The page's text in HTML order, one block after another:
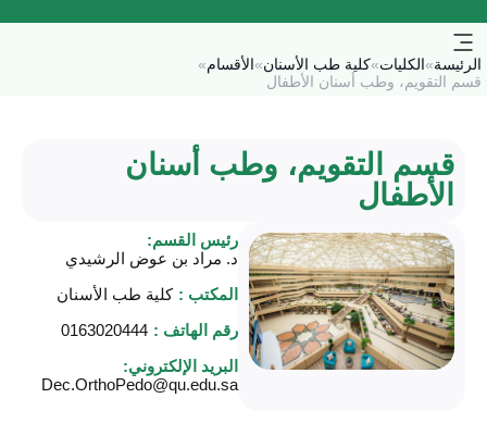
الرئيسة»الكليات»كلية طب الأسنان»الأقسام»
قسم التقويم، وطب أسنان الأطفال
قسم التقويم، وطب أسنان
الأطفال
رئيس القسم:
د. مراد بن عوض الرشيدي
المكتب : كلية طب الأسنان
رقم الهاتف : 0163020444
البريد الإلكتروني:
Dec.OrthoPedo@qu.edu.sa